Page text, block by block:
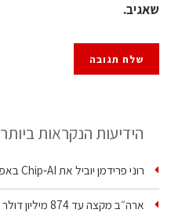
שאגיב.
הידיעות הנקראות ביותר
רוני פרידמן יוביל את Chip‑AI באפל; טל ענבר ינהל את…
ארה״ב מקצה עד 874 מיליון דולר לשבע טכנולוגיות שבבים…